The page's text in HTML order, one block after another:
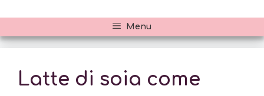
Menu
Latte di soia come